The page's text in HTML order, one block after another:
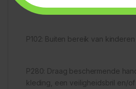
Veiligheidsmaatregelen:
P102: Buiten bereik van kinderen
P280: Draag beschermende
kleding, een veiligheidsbril en/